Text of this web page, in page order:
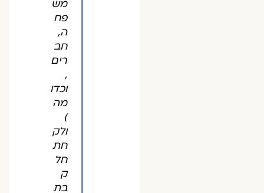
מש
פח
ה,
חב
רים
,
וכדו
מה
)
ולק
חת
חל
ק
בת